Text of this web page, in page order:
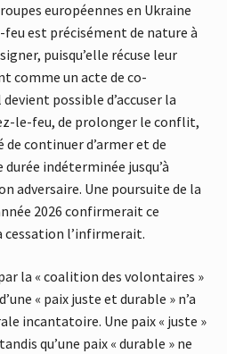
européennes en Ukraine
est précisément de nature à
puisqu’elle récuse leur
comme un acte de co-
possible d’accuser la
le-feu, de prolonger le conflit,
continuer d’armer et de
indéterminée jusqu’à
adversaire. Une poursuite de la
2026 confirmerait ce
cessation l’infirmerait.
la « coalition des volontaires »
« paix juste et durable » n’a
incantatoire. Une paix « juste »
qu’une paix « durable » ne